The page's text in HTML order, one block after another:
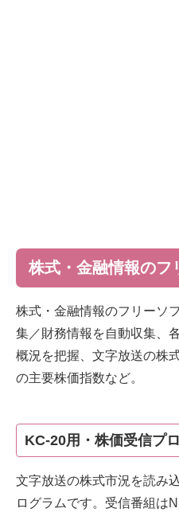
株式・金融情報の
株式・金融情報のフリーソ
集／財務情報を自動収集、
概況を把握、文字放送の株
の主要株価指数など。
KC-20用・株価受信プ
文字放送の株式市況を読み
ログラムです。受信番組は